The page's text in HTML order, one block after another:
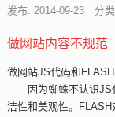
发布: 2014-09-23 分
做网站内容不规范
做网站JS代码和
因为蜘蛛不认识JS代
洁性和美观性。